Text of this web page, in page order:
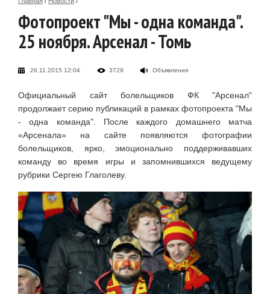
Фотопроект "Мы - одна команда".
25 ноября. Арсенал - Томь
26.11.2015 12:04 3729 Объявления
Официальный сайт болельщиков ФК "Арсенал"
продолжает серию публикаций в рамках фотопроекта "Мы
- одна команда". После каждого домашнего матча
«Арсенала» на сайте появляются фотографии
болельщиков, ярко, эмоционально поддерживавших
команду во время игры и запомнившихся ведущему
рубрики Сергею Глаголеву.